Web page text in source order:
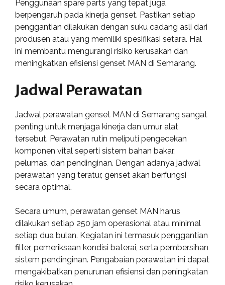
Penggunaan spare parts yang tepat juga
berpengaruh pada kinerja genset. Pastikan setiap
penggantian dilakukan dengan suku cadang asli dari
produsen atau yang memiliki spesifikasi setara. Hal
ini membantu mengurangi risiko kerusakan dan
meningkatkan efisiensi genset MAN di Semarang.
Jadwal Perawatan
Jadwal perawatan genset MAN di Semarang sangat
penting untuk menjaga kinerja dan umur alat
tersebut. Perawatan rutin meliputi pengecekan
komponen vital seperti sistem bahan bakar,
pelumas, dan pendinginan. Dengan adanya jadwal
perawatan yang teratur, genset akan berfungsi
secara optimal.
Secara umum, perawatan genset MAN harus
dilakukan setiap 250 jam operasional atau minimal
setiap dua bulan. Kegiatan ini termasuk penggantian
filter, pemeriksaan kondisi baterai, serta pembersihan
sistem pendinginan. Pengabaian perawatan ini dapat
mengakibatkan penurunan efisiensi dan peningkatan